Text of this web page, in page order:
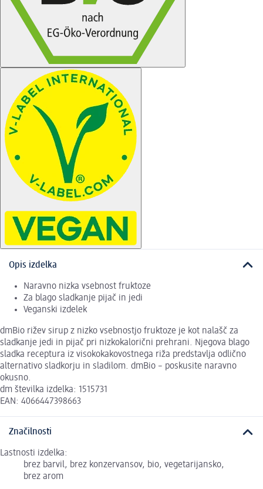
Opis izdelka
Naravno nizka vsebnost fruktoze
Za blago sladkanje pijač in jedi
Veganski izdelek
dmBio rižev sirup z nizko vsebnostjo fruktoze je kot nalašč za
sladkanje jedi in pijač pri nizkokalorični prehrani. Njegova blago
sladka receptura iz visokokakovostnega riža predstavlja odlično
alternativo sladkorju in sladilom. dmBio – poskusite naravno
okusno.
dm številka izdelka: 1515731
EAN: 4066447398663
Značilnosti
Lastnosti izdelka:
brez barvil, brez konzervansov, bio, vegetarijansko,
brez arom